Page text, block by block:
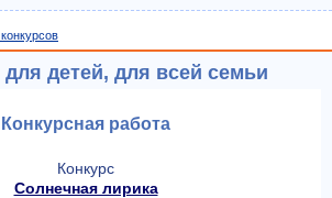
детей, для всей семьи
Конкурсная работа
Конкурс
Солнечная лирика